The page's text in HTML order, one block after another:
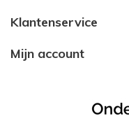
Klantenservice
Mijn account